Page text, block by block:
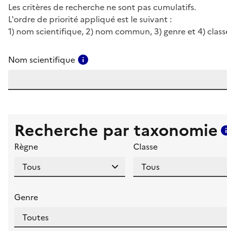
Les critères de recherche ne sont pas cumulatifs.
L'ordre de priorité appliqué est le suivant :
1) nom scientifique, 2) nom commun, 3) genre et 4)
Nom scientifique
Recherche par taxonomie
Règne Classe
Genre